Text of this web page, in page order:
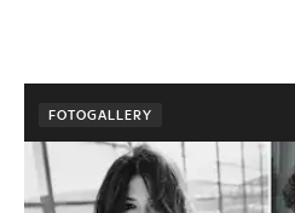
FOTOGALLERY